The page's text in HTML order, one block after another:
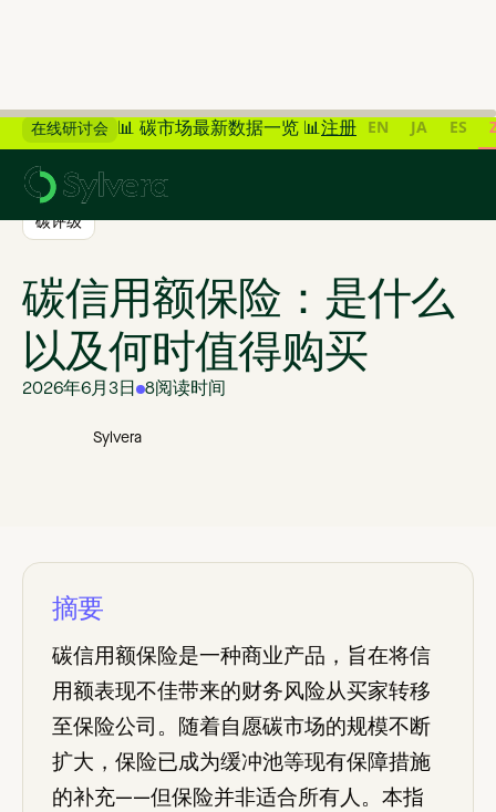
在线研讨会 📊 碳市场最新数据一览 📊注册 EN JA ES
碳评级
碳信用额保险：是什么
以及何时值得购买
2026年6月3日 8阅读时间
Sylvera
摘要
碳信用额保险是一种商业产品，旨在将信
用额表现不佳带来的财务风险从买家转移
至保险公司。随着自愿碳市场的规模不断
扩大，保险已成为缓冲池等现有保障措施
的补充——但保险并非适合所有人。本指